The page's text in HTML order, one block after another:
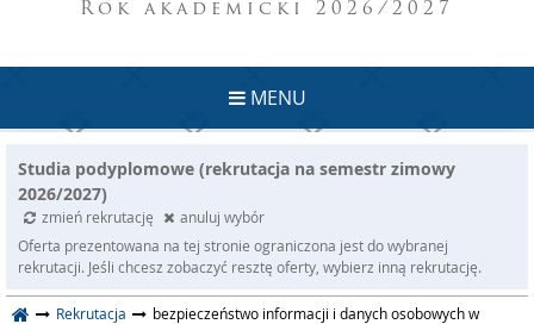
Rok akademicki 2026/2027
MENU
Studia podyplomowe (rekrutacja na semestr zimowy
2026/2027)
zmień rekrutację
anuluj wybór
Oferta prezentowana na tej stronie ograniczona jest do wybranej
rekrutacji. Jeśli chcesz zobaczyć resztę oferty, wybierz inną rekrutację.
Rekrutacja
bezpieczeństwo informacji i danych osobowych w